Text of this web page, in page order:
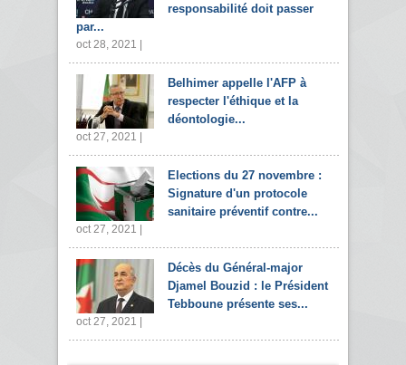
responsabilité doit passer
par...
oct 28, 2021 |
Belhimer appelle l'AFP à
respecter l'éthique et la
déontologie...
oct 27, 2021 |
Elections du 27 novembre :
Signature d'un protocole
sanitaire préventif contre...
oct 27, 2021 |
Décès du Général-major
Djamel Bouzid : le Président
Tebboune présente ses...
oct 27, 2021 |